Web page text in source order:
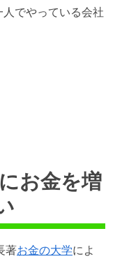
でやっている会社
お金を増
著お金の大学によ